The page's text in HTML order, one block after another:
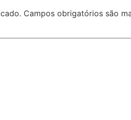
Campos obrigatórios são